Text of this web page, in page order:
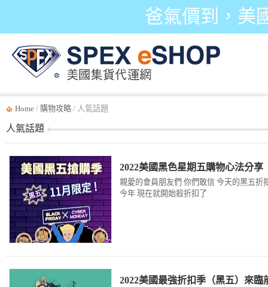
爸氣價到，美
Home / 購物攻略 / 人氣話題
人氣話題
2022美國黑色星期五購物心法分享
親愛的會員朋友們 你們敢信 今天的黑五
今年 現在就開始殺折扣了
2022美國最強折扣季（黑五）來臨